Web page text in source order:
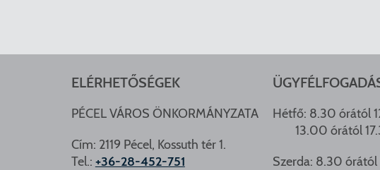
ELÉRHETŐSÉGEK
PÉCEL VÁROS ÖNKORMÁNYZATA
Cím: 2119 Pécel, Kossuth tér 1.
Tel.: +36-28-452-751
Hétfő: 8.30 órától
13.00 órától
Szerda: 8.30 órától